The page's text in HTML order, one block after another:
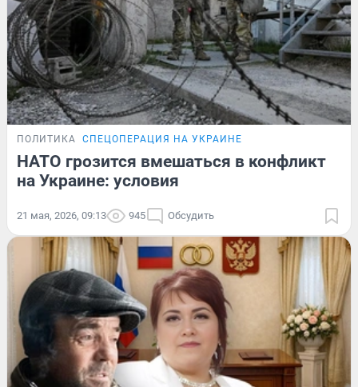
ПОЛИТИКА СПЕЦОПЕРАЦИЯ НА УКРАИНЕ
НАТО грозится вмешаться в конфликт
на Украине: условия
21 мая, 2026, 09:13 945 Обсудить